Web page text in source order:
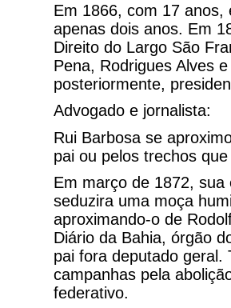
Em 1866, com 17 anos,
apenas dois anos. Em
Direito do Largo São
Pena, Rodrigues Alves
posteriormente,
Advogado e jornalista:
Rui Barbosa se
pai ou pelos trechos
Em março de 1872,
seduzira uma moça
aproximando-o de
Diário da Bahia, órgão
pai fora deputado geral.
campanhas pela
federativo.